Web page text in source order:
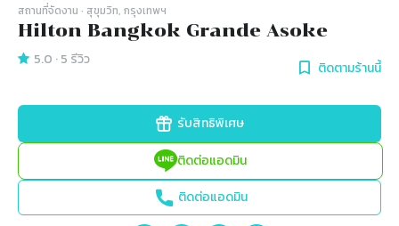
สถานที่จัดงาน · สุขุมวิท, กรุงเทพฯ
Hilton Bangkok Grande Asoke
5.0 ·5 รีวิว ติดตามร้านนี้
รับสิทธิพิเศษ
ติดต่อแอดมิน
ติดต่อแอดมิน